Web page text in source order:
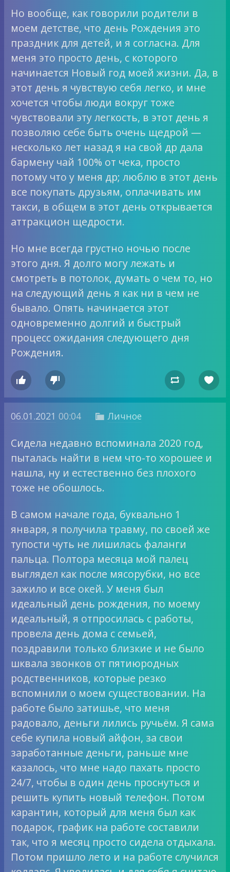
Но вообще, как говорили родители в
моем детстве, что день Рождения это
праздник для детей, и я согласна. Для
меня это просто день, с которого
начинается Новый год моей жизни. Да, в
этот день я чувствую себя легко, и мне
хочется чтобы люди вокруг тоже
чувствовали эту легкость, в этот день я
позволяю себе быть очень щедрой —
несколько лет назад я на свой др дала
бармену чай 100% от чека, просто
потому что у меня др; люблю в этот день
все покупать друзьям, оплачивать им
такси, в общем в этот день открывается
аттракцион щедрости.
Но мне всегда грустно ночью после
этого дня. Я долго могу лежать и
смотреть в потолок, думать о чем то, но
на следующий день я как ни в чем не
бывало. Опять начинается этот
одновременно долгий и быстрый
процесс ожидания следующего дня
Рождения.
   
06.01.2021 00:04  Личное
Сидела недавно вспоминала 2020 год,
пыталась найти в нем что-то хорошее и
нашла, ну и естественно без плохого
тоже не обошлось.
В самом начале года, буквально 1
января, я получила травму, по своей же
тупости чуть не лишилась фаланги
пальца. Полтора месяца мой палец
выглядел как после мясорубки, но все
зажило и все окей. У меня был
идеальный день рождения, по моему
идеальный, я отпросилась с работы,
провела день дома с семьей,
поздравили только близкие и не было
шквала звонков от пятиюродных
родственников, которые резко
вспомнили о моем существовании. На
работе было затишье, что меня
радовало, деньги лились ручьём. Я сама
себе купила новый айфон, за свои
заработанные деньги, раньше мне
казалось, что мне надо пахать просто
24/7, чтобы в один день проснуться и
решить купить новый телефон. Потом
карантин, который для меня был как
подарок, график на работе составили
так, что я месяц просто сидела отдыхала.
Потом пришло лето и на работе случился